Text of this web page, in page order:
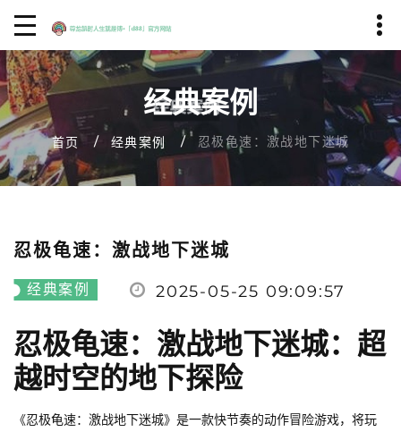
经典案例
首页 经典案例 忍极龟速：激战地下迷城
忍极龟速：激战地下迷城
经典案例 2025-05-25 09:09:57
忍极龟速：激战地下迷城：超
越时空的地下探险
《忍极龟速：激战地下迷城》是一款快节奏的动作冒险游戏，将玩